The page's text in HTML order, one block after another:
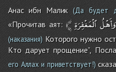
Анас ибн Малик (Да будет
«Прочитав аят: ﴾ وَأَهْلُ ٱلْمَغْفِرَةِ
(наказания)Которого нужно
Кто дарует прощение’’,
его Аллах и приветствует!)